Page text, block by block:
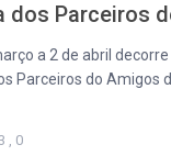
dos Parceiros
a 2 de abril
Parceiros do Amigos
, 0